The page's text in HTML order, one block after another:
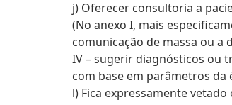
j) Oferecer consultoria a
(No anexo I, mais
comunicação de massa ou a
IV – sugerir diagnósticos ou
com base em parâmetros da
l) Fica expressamente